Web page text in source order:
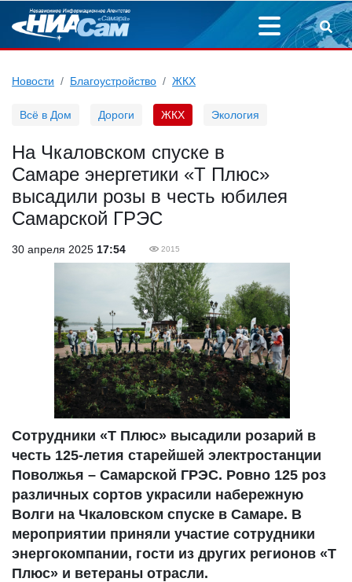
Новости Благоустройство ЖКХ
Всё в Дом Дороги ЖКХ Экология
На Чкаловском спуске в
Самаре энергетики «Т Плюс»
высадили розы в честь юбилея
Самарской ГРЭС
30 апреля 2025 17:54 2015
Сотрудники «Т Плюс» высадили розарий в
честь 125-летия старейшей электростанции
Поволжья – Самарской ГРЭС. Ровно 125 роз
различных сортов украсили набережную
Волги на Чкаловском спуске в Самаре. В
мероприятии приняли участие сотрудники
энергокомпании, гости из других регионов «Т
Плюс» и ветераны отрасли.